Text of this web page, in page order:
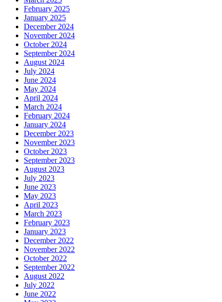
February 2025
January 2025
December 2024
November 2024
October 2024
September 2024
August 2024
July 2024
June 2024
May 2024
April 2024
March 2024
February 2024
January 2024
December 2023
November 2023
October 2023
September 2023
August 2023
July 2023
June 2023
May 2023
April 2023
March 2023
February 2023
January 2023
December 2022
November 2022
October 2022
September 2022
August 2022
July 2022
June 2022